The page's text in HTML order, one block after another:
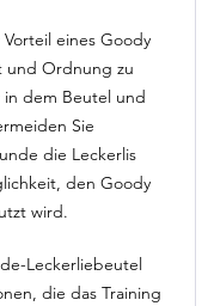
eines Goody
und Ordnung zu
in dem Beutel und
Sie
die Leckerlis
den Goody
wird.
Leckerliebeutel
die das Training